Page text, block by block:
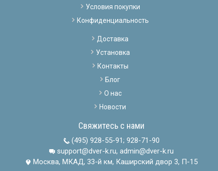
Условия покупки
Конфиденциальность
Доставка
Установка
Контакты
Блог
О нас
Новости
Свяжитесь с нами
(495) 928-55-91; 928-71-90
support@dver-k.ru, admin@dver-k.ru
Москва, МКАД, 33-й км, Каширский двор 3, П-15